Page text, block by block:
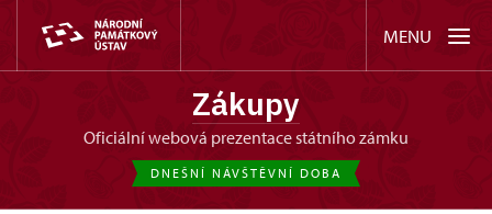
MENU
Zákupy
oficiální webová prezentace státního zámku
DNEŠNÍ NÁVŠTĚVNÍ DOBA